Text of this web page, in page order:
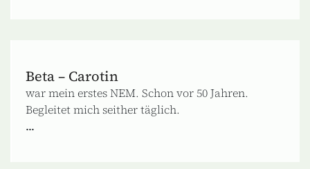
Beta – Carotin
war mein erstes NEM. Schon vor 50 Jahren.
Begleitet mich seither täglich.
...